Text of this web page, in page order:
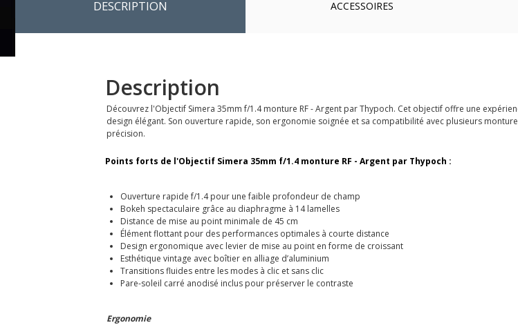
DESCRIPTION ACCESSOIRES
Description
Découvrez l'Objectif Simera 35mm f/1.4 monture RF - Argent par Thypoch. Cet objectif offre une
design élégant. Son ouverture rapide, son ergonomie soignée et sa compatibilité avec plusieurs
précision.
Points forts de l'Objectif Simera 35mm f/1.4 monture RF - Argent par Thypoch :
Ouverture rapide f/1.4 pour une faible profondeur de champ
Bokeh spectaculaire grâce au diaphragme à 14 lamelles
Distance de mise au point minimale de 45 cm
Élément flottant pour des performances optimales à courte distance
Design ergonomique avec levier de mise au point en forme de croissant
Esthétique vintage avec boîtier en alliage d’aluminium
Transitions fluides entre les modes à clic et sans clic
Pare-soleil carré anodisé inclus pour préserver le contraste
Ergonomie